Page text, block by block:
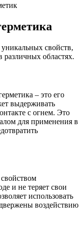
свойств,
областях.
– это его
выдерживать
с огнем. Это
для применения в
и не теряет свои
использовать
воздействию